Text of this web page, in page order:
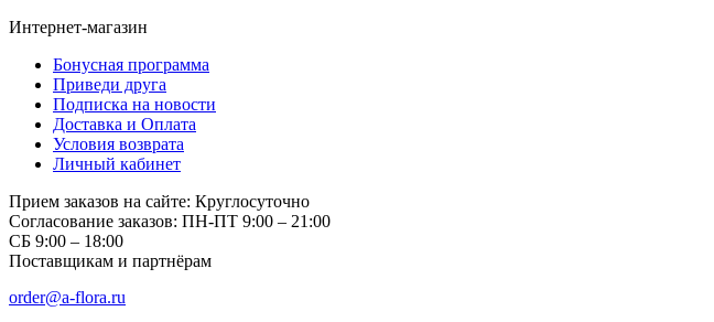
Интернет-магазин
Бонусная программа
Приведи друга
Подписка на новости
Доставка и Оплата
Условия возврата
Личный кабинет
Прием заказов на сайте: Круглосуточно
Согласование заказов: ПН-ПТ 9:00 – 21:00
СБ 9:00 – 18:00
Поставщикам и партнёрам
order@a-flora.ru